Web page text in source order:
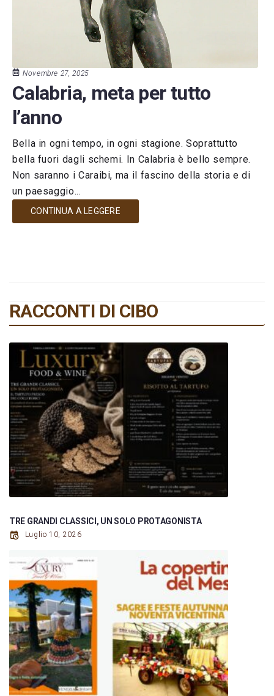
Novembre 27, 2025
Calabria, meta per tutto
l’anno
Bella in ogni tempo, in ogni stagione. Soprattutto
bella fuori dagli schemi. In Calabria è bello sempre.
Non saranno i Caraibi, ma il fascino della storia e di
un paesaggio...
CONTINUA A LEGGERE
RACCONTI DI CIBO
TRE GRANDI CLASSICI, UN SOLO PROTAGONISTA
Luglio 10, 2026